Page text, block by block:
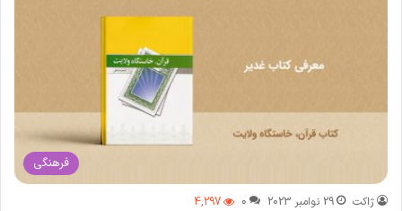
فرهنگی
ژاکت 29 نوامبر 2023 0
4,297